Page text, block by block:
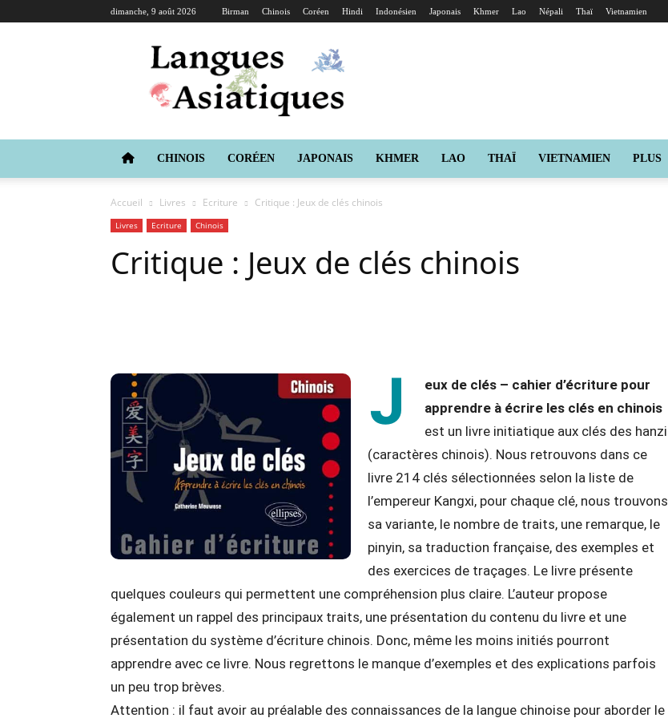
dimanche, 9 août 2026 Birman Chinois Coréen Hindi Indonésien Japonais Khmer Lao Népali Thaï Vietnamien
Langues
Asiatiques
CHINOIS CORÉEN JAPONAIS KHMER LAO THAÏ VIETNAMIEN PLUS
Accueil Livres Ecriture Critique : Jeux de clés chinois
Livres Ecriture Chinois
Critique : Jeux de clés chinois
J
eux de clés – cahier d’écriture pour
apprendre à écrire les clés en chinois
est un livre initiatique aux clés des hanzi
(caractères chinois). Nous retrouvons dans ce
livre 214 clés sélectionnées selon la liste de
l’empereur Kangxi, pour chaque clé, nous trouvons
sa variante, le nombre de traits, une remarque, le
pinyin, sa traduction française, des exemples et
des exercices de traçages. Le livre présente
quelques couleurs qui permettent une compréhension plus claire. L’auteur propose
également un rappel des principaux traits, une présentation du contenu du livre et une
présentation du système d’écriture chinois. Donc, même les moins initiés pourront
apprendre avec ce livre. Nous regrettons le manque d’exemples et des explications parfois
un peu trop brèves.
Attention : il faut avoir au préalable des connaissances de la langue chinoise pour aborder le